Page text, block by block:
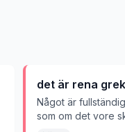
det är rena
Något är
som om det vore